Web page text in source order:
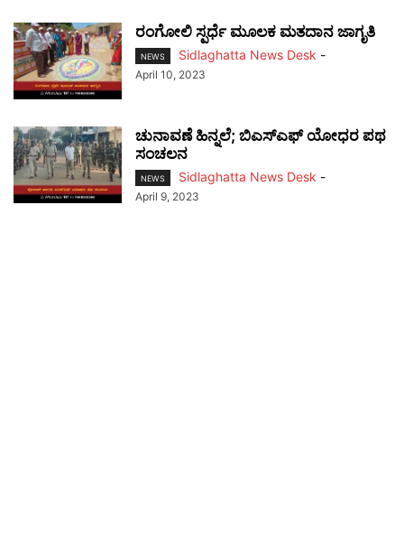
ರಂಗೋಲಿ ಸ್ಪರ್ಧೆ ಮೂಲಕ ಮತದಾನ ಜಾಗೃತಿ
NEWS Sidlaghatta News Desk -
April 10, 2023
ಚುನಾವಣೆ ಹಿನ್ನಲೆ; ಬಿಎಸ್‌ಎಫ್ ಯೋಧರ ಪಥ
ಸಂಚಲನ
NEWS Sidlaghatta News Desk -
April 9, 2023